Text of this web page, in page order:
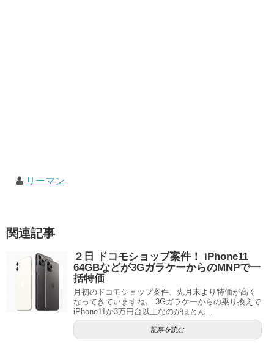
リーマン
関連記事
２日 ドコモショップ案件！ iPhone11
64GBなどが3GガラケーからのMNPで一
括特価
月初のドコモショップ案件、先月末より特価が高く
なってきていますね。 3Gガラケーからの乗り換えで
iPhone11が3万円台以上なのがほとん...
記事を読む